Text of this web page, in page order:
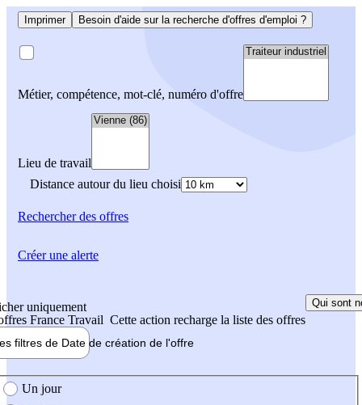
Imprimer Besoin d'aide sur la recherche d'offres d'emploi ?
Métier, compétence, mot-clé, numéro d'offre
Lieu de travail
Distance autour du lieu choisi
Rechercherdes offres
uniquement
France Travail Cette action recharge la liste des offres
Qui sont
filtres de Date de création de l'offre
création de l'offre
Un jour
Créer une alerte